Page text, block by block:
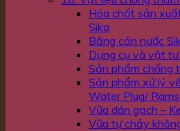
Hóa chất sản
Sika
Băng cản nước
Dụng cụ và vật
Sản phẩm chống
Sản phẩm xử lý
Water Plug/
Vữa dán gạch –
Vữa tự chảy